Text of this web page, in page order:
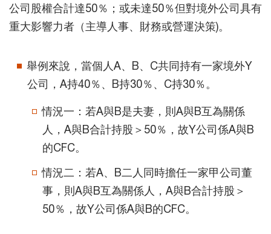
公司股權合計達50％；或未達50％但對境外公司具有
重大影響力者（主導人事、財務或營運決策)。
舉例來說，當個人A、B、C共同持有一家境外Y
公司，A持40％、B持30％、C持30％。
情況一：若A與B是夫妻，則A與B互為關係
人，A與B合計持股＞50％，故Y公司係A與B
的CFC。
情況二：若A、B二人同時擔任一家甲公司董
事，則A與B互為關係人，A與B合計持股＞
50％，故Y公司係A與B的CFC。